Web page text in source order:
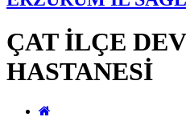
ÇAT İLÇE
HASTANESİ